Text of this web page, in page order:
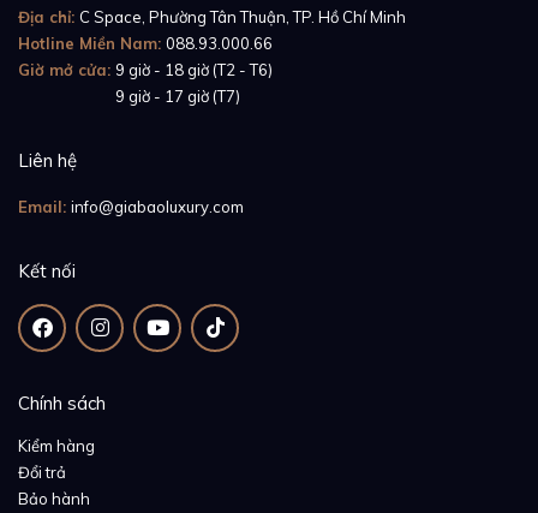
Địa chỉ: C Space, Phường Tân Thuận, TP. Hồ Chí Minh
Hotline Miền Nam: 088.93.000.66
Giờ mở cửa: 9 giờ - 18 giờ (T2 - T6)
9 giờ - 17 giờ (T7)
Liên hệ
Email: info@giabaoluxury.com
Kết nối
Chính sách
Kiểm hàng
Đổi trả
Bảo hành